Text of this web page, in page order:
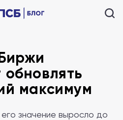
максимум
значение выросло до